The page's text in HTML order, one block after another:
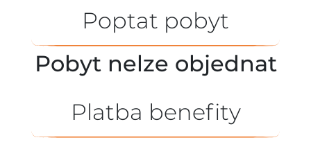
Poptat pobyt
Pobyt nelze objednat
Platba benefity